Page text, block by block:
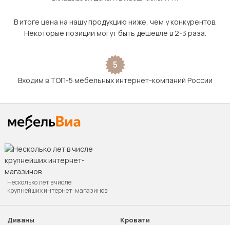
В итоге цена на нашу продукцию ниже, чем у конкурентов.
Некоторые позиции могут быть дешевле в 2-3 раза.
5
Входим в ТОП-5 мебельных интернет-компаний России
Несколько лет в числе
крупнейших интернет-магазинов
Диваны
Кровати